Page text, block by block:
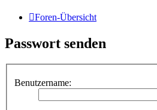
Foren-Übersicht
Passwort senden
Benutzername: